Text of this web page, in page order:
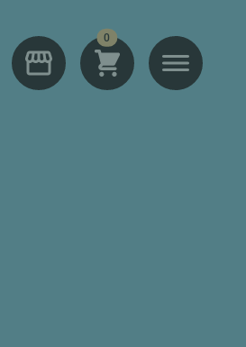
SHOP
SHOPPING CART
0 items
MENU